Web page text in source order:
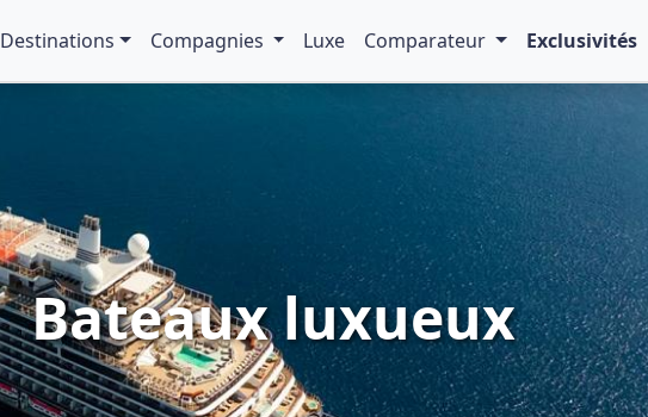
Destinations Compagnies Luxe Comparateur Exclusivités
Bateaux luxueux